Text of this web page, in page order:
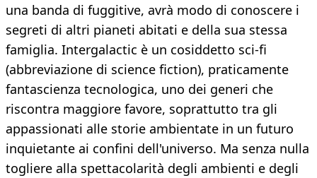
una banda di fuggitive, avrà modo di conoscere i
segreti di altri pianeti abitati e della sua stessa
famiglia. Intergalactic è un cosiddetto sci-fi
(abbreviazione di science fiction), praticamente
fantascienza tecnologica, uno dei generi che
riscontra maggiore favore, soprattutto tra gli
appassionati alle storie ambientate in un futuro
inquietante ai confini dell'universo. Ma senza nulla
togliere alla spettacolarità degli ambienti e degli